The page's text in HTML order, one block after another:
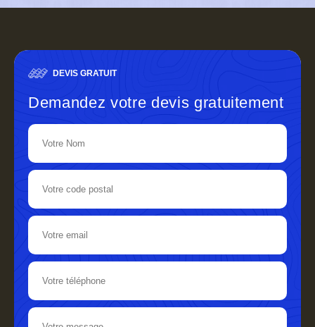
DEVIS GRATUIT
Demandez votre devis gratuitement